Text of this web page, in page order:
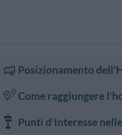
Posizionamento
Come raggiungere
In auto
Da Milano prendere l'autostrada in
Punti d'Interesse